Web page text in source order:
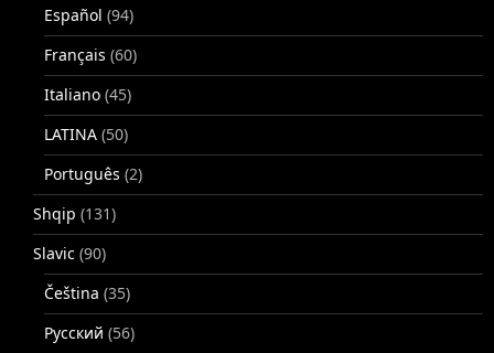
Español (94)
Français (60)
Italiano (45)
LATINA (50)
Português (2)
Shqip (131)
Slavic (90)
Čeština (35)
Русский (56)